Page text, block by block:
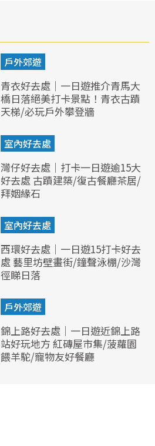
戶外郊遊
青衣好去處｜一日遊推介青馬大
橋日落絕美打卡景點！青衣古蹟
天梯/必玩戶外攀登牆
室內好去處
灣仔好去處｜打卡一日遊逾15大
好去處 古蹟建築/復古餐廳茶居/
拜姻緣石
室內好去處
西環好去處｜一日遊15打卡好去
處 藝里坊壁畫街/鐘聲泳棚/沙灣
徑睇日落
戶外郊遊
錦上路好去處｜一日遊近錦上路
站好玩地方 紅磚屋市集/菠蘿園
餵羊駝/寵物友好餐廳